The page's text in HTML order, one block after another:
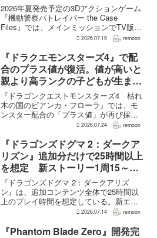
バー。零式とヘルハウンドを動か
すため“アナザーサイドミッショ
ン”を実装
2026年夏発売予定の3Dアクションゲーム
『機動警察パトレイバー the Case
Files』では、メインミッションでTV版、
新OVA、劇場版第1作・第2作の範囲をカ
ーを務めるグッドスマイルカンパニー
の...
2026.07.19 remoon
『ドラクエモンスターズ4』で配
合のプラス値が復活。値が高いと
親より高ランクの子どもが生まれ
ることも
『ドラゴンクエストモンスターズ4 枯れ
木の国のビアンカ・フローラ』では、モ
ンスター配合の「プラス値」が再び採用
される。配合を繰り返すことで数値が増
が高くなる補正がかかる。前作『ドラゴ
ンクエストモンスターズ...
2026.07.24 remoon
『ドラゴンズドグマ 2：ダークア
リズン』追加分だけで25時間以上
を想定 新ストーリー1周15～20
時間、12種ダンジョンは各30分
～1時間
『ドラゴンズドグマ 2：ダークアリズ
ン』は、追加コンテンツ全体で25時間以
上のプレイ時間を想定している。新エリ
ア「ノルガン」で展開されるメインシナ
追加される12種類のユニークダンジョン
2026.07.14 remoon
『Phantom Blade Zero』開発完